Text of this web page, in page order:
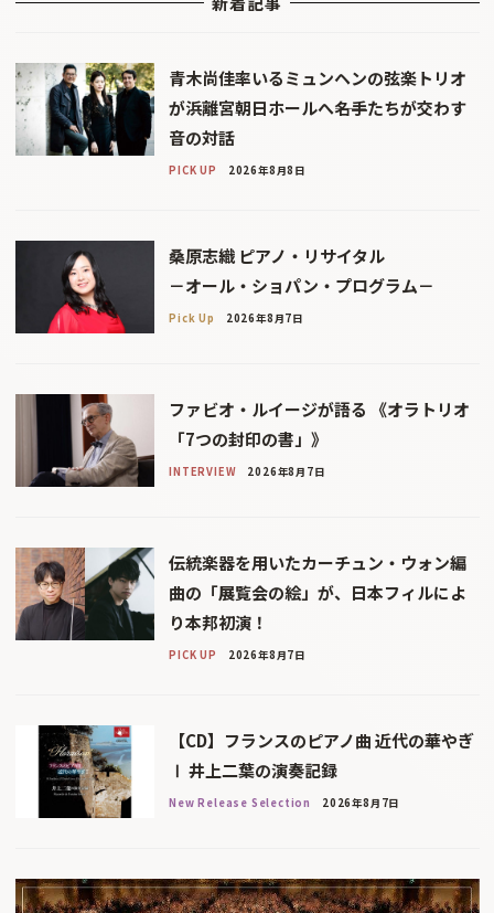
青木尚佳率いるミュンヘンの弦楽トリオ
が浜離宮朝日ホールへ――名手たちが交わす
音の対話
PICK UP 2026年8月8日
桑原志織 ピアノ・リサイタル
－オール・ショパン・プログラム－
Pick Up 2026年8月7日
ファビオ・ルイージが語る 《オラトリオ
「7つの封印の書」》
INTERVIEW 2026年8月7日
伝統楽器を用いたカーチュン・ウォン編
曲の「展覧会の絵」が、日本フィルによ
り本邦初演！
PICK UP 2026年8月7日
【CD】フランスのピアノ曲 近代の華やぎ
Ⅰ 井上二葉の演奏記録
New Release Selection 2026年8月7日